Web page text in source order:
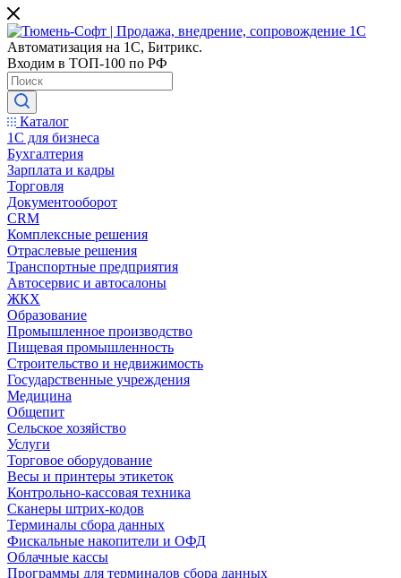
Автоматизация на 1С, Битрикс.
Входим в ТОП-100 по РФ
Каталог
1С для бизнеса
Бухгалтерия
Зарплата и кадры
Торговля
Документооборот
CRM
Комплексные решения
Отраслевые решения
Транспортные предприятия
Автосервис и автосалоны
ЖКХ
Образование
Промышленное производство
Пищевая промышленность
Строительство и недвижимость
Государственные учреждения
Медицина
Общепит
Сельское хозяйство
Услуги
Торговое оборудование
Весы и принтеры этикеток
Контрольно-кассовая техника
Сканеры штрих-кодов
Терминалы сбора данных
Фискальные накопители и ОФД
Облачные кассы
Программы для терминалов сбора данных